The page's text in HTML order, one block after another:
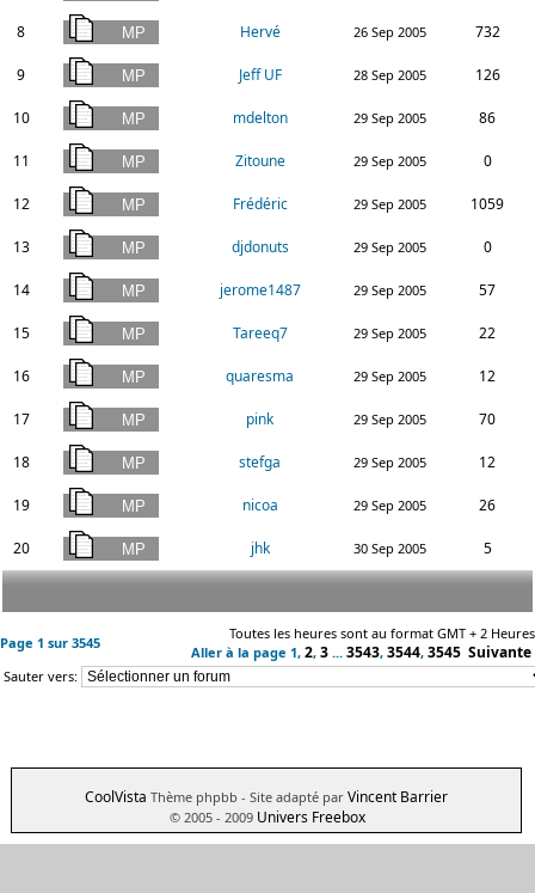
8 Hervé 26 Sep 2005 732
9 Jeff UF 28 Sep 2005 126
10 mdelton 29 Sep 2005 86
11 Zitoune 29 Sep 2005 0
12 Frédéric 29 Sep 2005 1059
13 djdonuts 29 Sep 2005 0
14 jerome1487 29 Sep 2005 57
15 Tareeq7 29 Sep 2005 22
16 quaresma 29 Sep 2005 12
17 pink 29 Sep 2005 70
18 stefga 29 Sep 2005 12
19 nicoa 29 Sep 2005 26
20 jhk 30 Sep 2005 5
Page 1 sur 3545
Toutes les heures sont au format GMT + 2 Heures
Aller à la page 1, 2, 3 ... 3543, 3544, 3545 Suivante
Sauter vers:
CoolVista Thème phpbb - Site adapté par Vincent Barrier
© 2005 - 2009 Univers Freebox